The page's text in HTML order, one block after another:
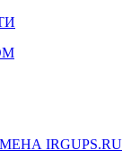
IRGUPS.RU